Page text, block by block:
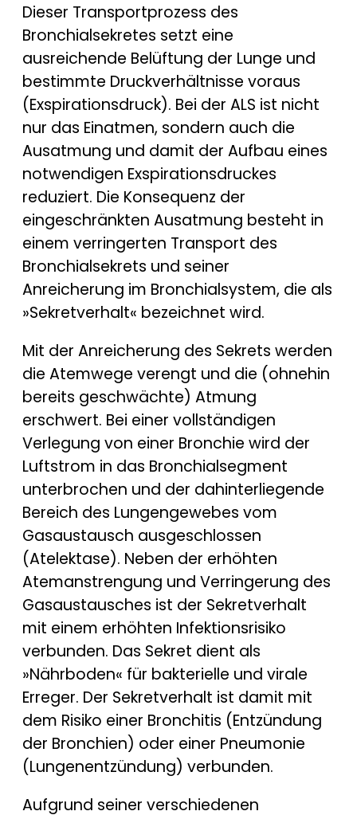
Dieser Transportprozess des
Bronchialsekretes setzt eine
ausreichende Belüftung der Lunge und
bestimmte Druckverhältnisse voraus
(Exspirationsdruck). Bei der ALS ist nicht
nur das Einatmen, sondern auch die
Ausatmung und damit der Aufbau eines
notwendigen Exspirationsdruckes
reduziert. Die Konsequenz der
eingeschränkten Ausatmung besteht in
einem verringerten Transport des
Bronchialsekrets und seiner
Anreicherung im Bronchialsystem, die als
»Sekretverhalt« bezeichnet wird.
Mit der Anreicherung des Sekrets werden
die Atemwege verengt und die (ohnehin
bereits geschwächte) Atmung
erschwert. Bei einer vollständigen
Verlegung von einer Bronchie wird der
Luftstrom in das Bronchialsegment
unterbrochen und der dahinterliegende
Bereich des Lungengewebes vom
Gasaustausch ausgeschlossen
(Atelektase). Neben der erhöhten
Atemanstrengung und Verringerung des
Gasaustausches ist der Sekretverhalt
mit einem erhöhten Infektionsrisiko
verbunden. Das Sekret dient als
»Nährboden« für bakterielle und virale
Erreger. Der Sekretverhalt ist damit mit
dem Risiko einer Bronchitis (Entzündung
der Bronchien) oder einer Pneumonie
(Lungenentzündung) verbunden.
Aufgrund seiner verschiedenen